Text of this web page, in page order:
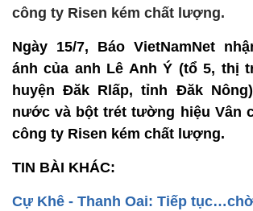
công ty Risen kém chất lượng.
Ngày 15/7, Báo VietNamNet
ánh của anh Lê Anh Ý (tổ 5, thị
huyện Đăk Rlấp, tỉnh Đăk
nước và bột trét tường hiệu Vân
công ty Risen kém chất lượng.
TIN BÀI KHÁC:
Cự Khê - Thanh Oai: Tiếp